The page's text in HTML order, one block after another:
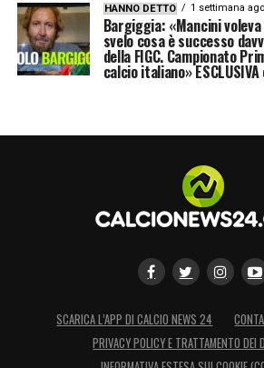
HANNO DETTO 1 settimana ago
Bargiggia: «Mancini
svelo cosa è successo
della FIGC. Campionato
calcio italiano» ESCLUSIVA
SCARICA L’APP DI CALCIO NEWS 24
PRIVACY POLICY E TRATTAMENTO DEI